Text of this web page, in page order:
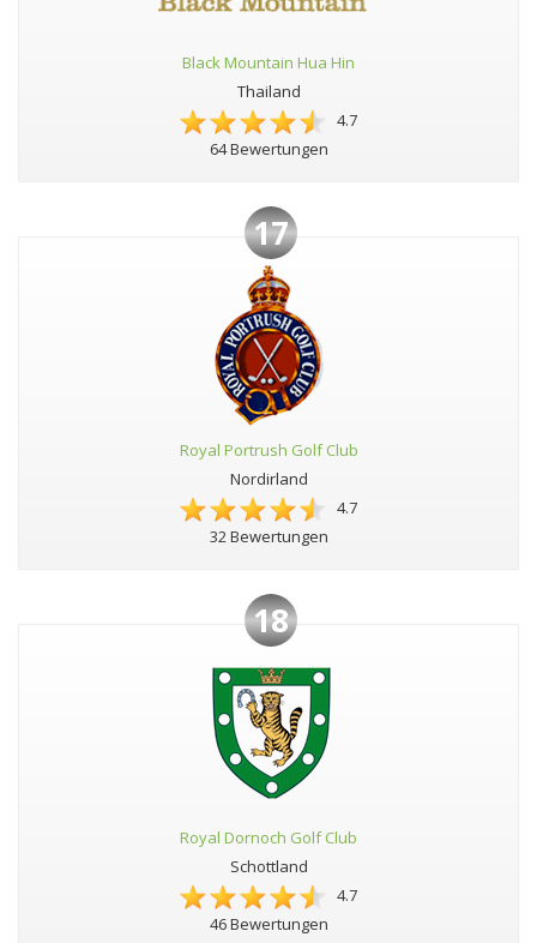
Black Mountain Hua Hin
Thailand
4.7
64 Bewertungen
17
Royal Portrush Golf Club
Nordirland
4.7
32 Bewertungen
18
Royal Dornoch Golf Club
Schottland
4.7
46 Bewertungen